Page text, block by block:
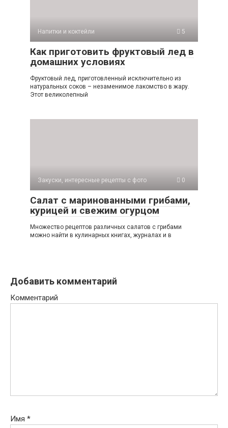
Напитки и коктейли 5
Как приготовить фруктовый лед в
домашних условиях
Фруктовый лед, приготовленный исключительно из
натуральных соков – незаменимое лакомство в жару.
Этот великолепный
Закуски, интересные рецепты с фото 0
Салат с маринованными грибами,
курицей и свежим огурцом
Множество рецептов различных салатов с грибами
можно найти в кулинарных книгах, журналах и в
Добавить комментарий
Комментарий
Имя *